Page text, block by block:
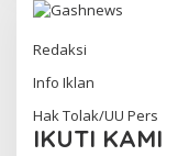
Redaksi
Info Iklan
Hak Tolak/UU Pers
IKUTI KAMI